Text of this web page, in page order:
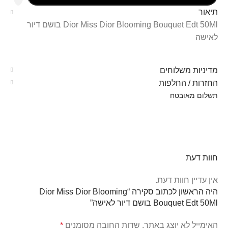
תיאור
Dior Miss Dior Blooming Bouquet Edt 50Ml בושם דיור
לאישה
מדיניות משלוחים
החזרות / החלפות
תשלום מאובטח
חוות דעת
אין עדיין חוות דעת.
היה הראשון לכתוב סקירה “Dior Miss Dior Blooming
Bouquet Edt 50Ml בושם דיור לאישה”
האימייל לא יוצג באתר. שדות החובה מסומנים *